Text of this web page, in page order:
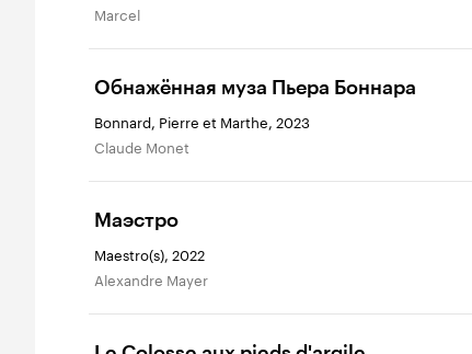
Marcel
Обнажённая муза Пьера Боннара
Bonnard, Pierre et Marthe, 2023
Claude Monet
Маэстро
Maestro(s), 2022
Alexandre Mayer